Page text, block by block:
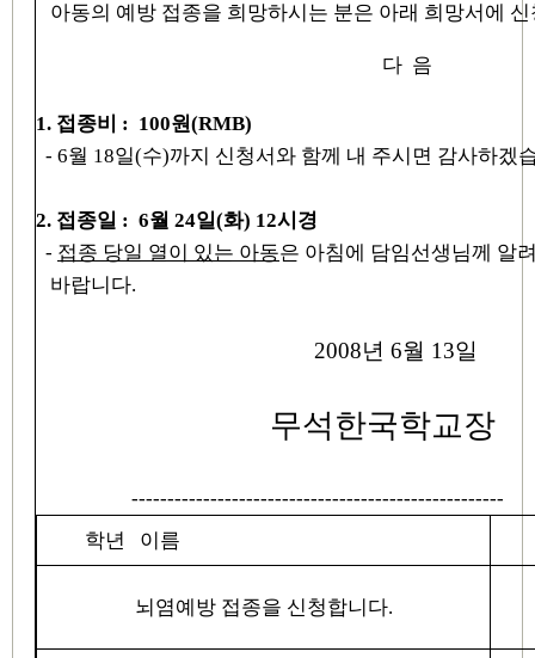
아동의 예방 접종을 희망하시는 분은 아래 희망서에
다 음
1. 접종비 : 100원(RMB)
- 6월 18일(수)까지 신청서와 함께 내 주시면 감사하겠
2. 접종일 : 6월 24일(화) 12시경
- 접종 당일 열이 있는 아동은 아침에 담임선생님께 알
바랍니다.
2008년 6월 13일
무석한국학교장
----------------------------------------------------
학년 이름
뇌염예방 접종을 신청합니다.